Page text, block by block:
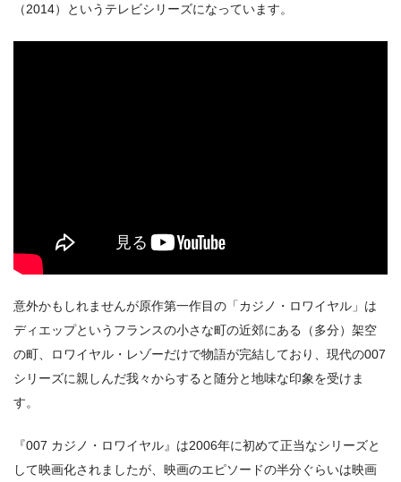
（2014）というテレビシリーズになっています。
意外かもしれませんが原作第一作目の「カジノ・ロワイヤル」は
ディエップというフランスの小さな町の近郊にある（多分）架空
の町、ロワイヤル・レゾーだけで物語が完結しており、現代の007
シリーズに親しんだ我々からすると随分と地味な印象を受けま
す。
『007 カジノ・ロワイヤル』は2006年に初めて正当なシリーズと
して映画化されましたが、映画のエピソードの半分ぐらいは映画